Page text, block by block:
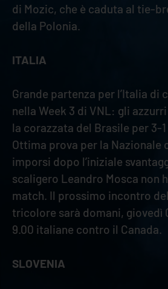
di Mozic, che è caduta al tie-
della Polonia.
ITALIA
Grande partenza per l’Italia di
nella Week 3 di VNL: gli
la corazzata del Brasile per 3-
Ottima prova per la Nazionale
imporsi dopo l’iniziale
scaligero Leandro Mosca non
match. Il prossimo incontro
tricolore sarà domani, giovedì
9.00 italiane contro il Canada.
SLOVENIA